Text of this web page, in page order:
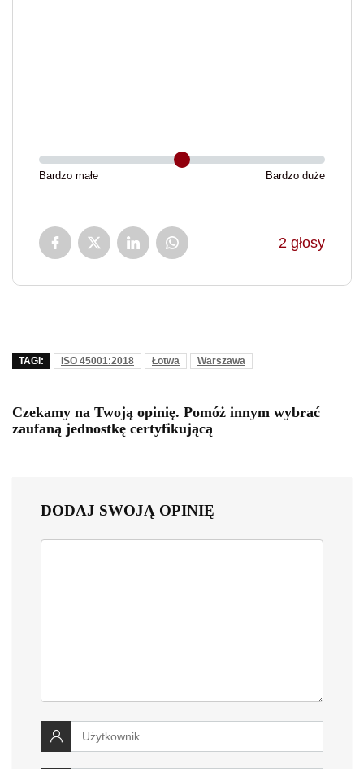
Bardzo małe Bardzo duże
2 głosy
TAGI: ISO 45001:2018 Łotwa Warszawa
Czekamy na Twoją opinię. Pomóż innym wybrać
zaufaną jednostkę certyfikującą
DODAJ SWOJĄ OPINIĘ